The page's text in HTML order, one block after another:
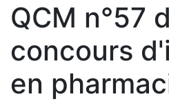
QCM n°57
concours
en